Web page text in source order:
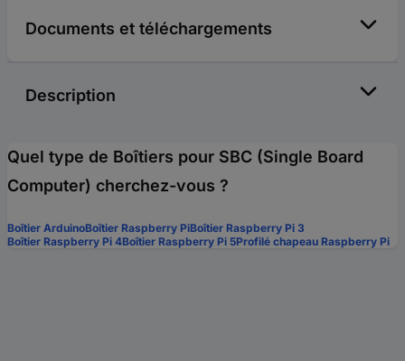
Documents et téléchargements
Description
Quel type de Boîtiers pour SBC (Single Board
Computer) cherchez-vous ?
Boîtier ArduinoBoîtier Raspberry PiBoîtier Raspberry Pi 3
Boîtier Raspberry Pi 4Boîtier Raspberry Pi 5Profilé chapeau Raspberry Pi